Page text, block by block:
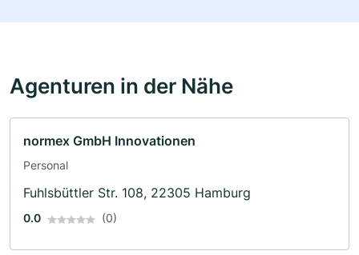
Agenturen in der Nähe
normex GmbH Innovationen
Personal
Fuhlsbüttler Str. 108, 22305 Hamburg
0.0 (0)